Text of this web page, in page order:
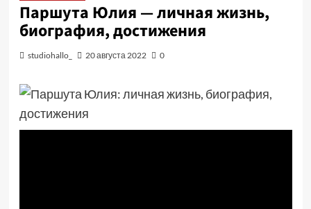
Паршута Юлия — личная жизнь,
биография, достижения
studiohallo_ 20 августа 2022 0